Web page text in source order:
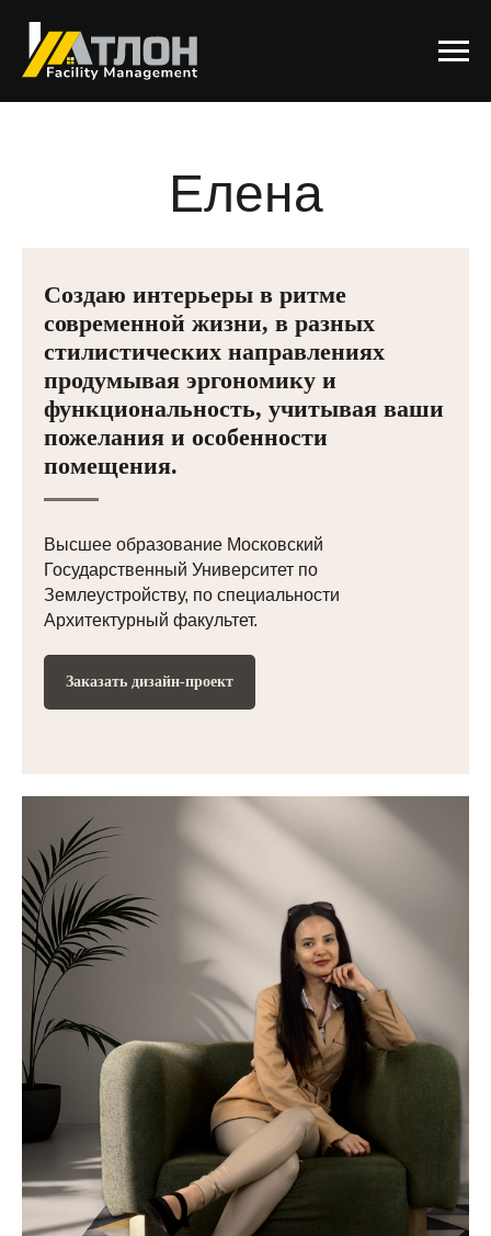
Елена
Ильина
Создаю интерьеры в ритме
современной жизни, в разных
стилистических направлениях
продумывая эргономику и
функциональность, учитывая ваши
пожелания и особенности
помещения.
Высшее образование Московский
Государственный Университет по
Землеустройству, по специальности
Архитектурный факультет.
Заказать дизайн-проект